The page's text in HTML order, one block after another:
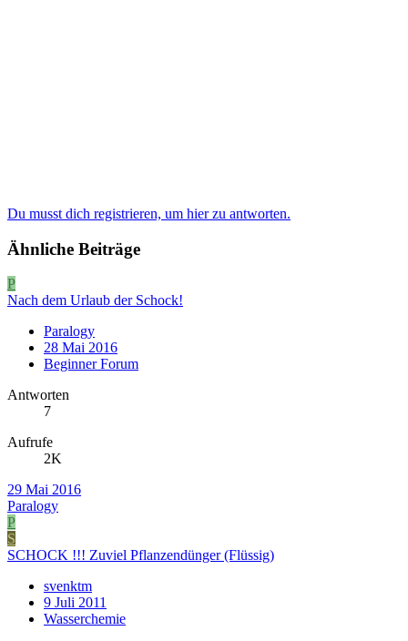
Du musst dich registrieren, um hier zu antworten.
Ähnliche Beiträge
P
Nach dem Urlaub der Schock!
Paralogy
28 Mai 2016
Beginner Forum
Antworten
7
Aufrufe
2K
29 Mai 2016
Paralogy
P
S
SCHOCK !!! Zuviel Pflanzendünger (Flüssig)
svenktm
9 Juli 2011
Wasserchemie